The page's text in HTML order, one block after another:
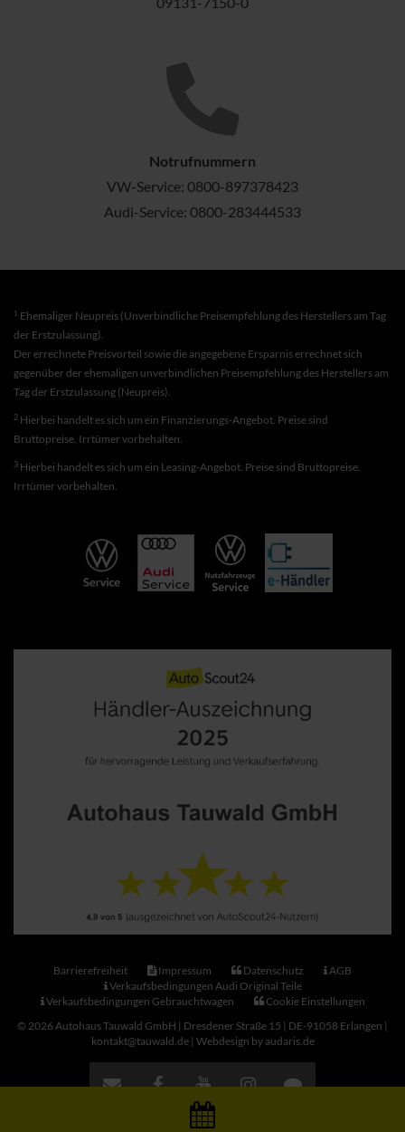
Notrufnummern
VW-Service: 0800-897378423
Audi-Service: 0800-283444533
1 Ehemaliger Neupreis (Unverbindliche Preisempfehlung des Herstellers am Tag
der Erstzulassung).
Der errechnete Preisvorteil sowie die angegebene Ersparnis errechnet sich
gegenüber der ehemaligen unverbindlichen Preisempfehlung des Herstellers am
Tag der Erstzulassung (Neupreis).
2 Hierbei handelt es sich um ein Finanzierungs-Angebot. Preise sind
Bruttopreise. Irrtümer vorbehalten.
3 Hierbei handelt es sich um ein Leasing-Angebot. Preise sind Bruttopreise.
Irrtümer vorbehalten.
Barrierefreiheit Impressum Datenschutz
AGB
Verkaufsbedingungen Audi Original Teile
Verkaufsbedingungen Gebrauchtwagen
Cookie Einstellungen
© 2026 Autohaus Tauwald GmbH | Dresdener Straße 15 | DE-91058 Erlangen |
kontakt@tauwald.de | Webdesign by audaris.de